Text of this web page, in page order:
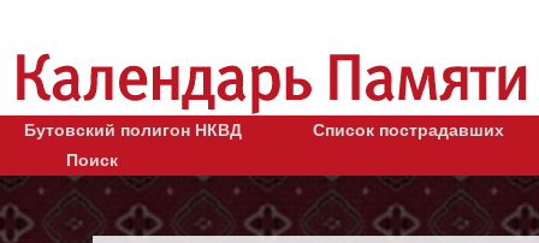
Бутовский полигон НКВД
Список пострадавших
Поиск